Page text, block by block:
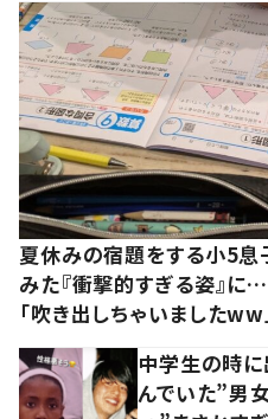
夏休みの宿題をする小5息
みた『衝撃的すぎる姿』に
「吹き出しちゃいましたww
中学生の時
んでいた”男